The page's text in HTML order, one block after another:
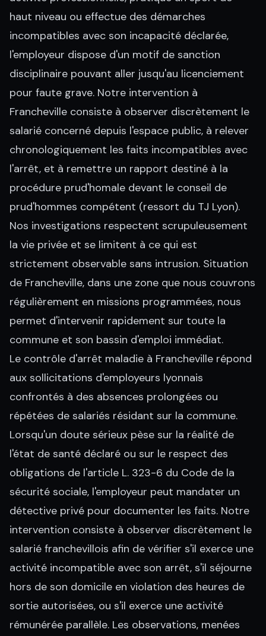
haut niveau ou effectue des démarches
incompatibles avec son incapacité déclarée,
l'employeur dispose d'un motif de sanction
disciplinaire pouvant aller jusqu'au licenciement
pour faute grave. Notre intervention à
Francheville consiste à observer discrètement le
salarié concerné depuis l'espace public, à relever
chronologiquement les faits incompatibles avec
l'arrêt, et à remettre un rapport destiné à la
procédure prud'homale devant le conseil de
prud'hommes compétent (ressort du TJ Lyon).
Nos investigations respectent scrupuleusement
la vie privée et se limitent à ce qui est
strictement observable sans intrusion. Situation
de Francheville, dans une zone que nous couvrons
régulièrement en missions programmées, nous
permet d'intervenir rapidement sur toute la
commune et son bassin d'emploi immédiat.
Le contrôle d'arrêt maladie à Francheville répond
aux sollicitations d'employeurs lyonnais
confrontés à des absences prolongées ou
répétées de salariés résidant sur la commune.
Lorsqu'un doute sérieux pèse sur la réalité de
l'état de santé déclaré ou sur le respect des
obligations de l'article L. 323-6 du Code de la
sécurité sociale, l'employeur peut mandater un
détective privé pour documenter les faits. Notre
intervention consiste à observer discrètement le
salarié franchevillois afin de vérifier s'il exerce une
activité incompatible avec son arrêt, s'il séjourne
hors de son domicile en violation des heures de
sortie autorisées, ou s'il exerce une activité
rémunérée parallèle. Les observations, menées